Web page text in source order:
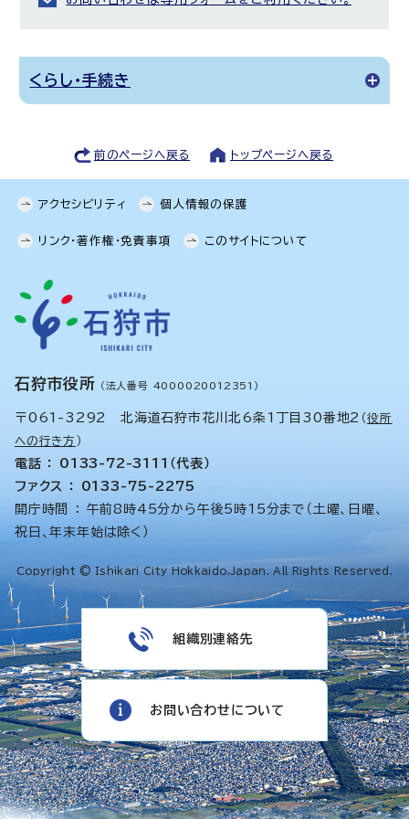
くらし・手続き
前のページへ戻る トップページへ戻る
アクセシビリティ 個人情報の保護
リンク・著作権・免責事項 このサイトについて
石狩市役所 （法人番号 4000020012351）
〒061-3292 北海道石狩市花川北6条1丁目30番地2 （役所
への行き方 ）
電話 ： 0133-72-3111（代表）
ファクス ： 0133-75-2275
開庁時間 ： 午前8時45分から午後5時15分まで（土曜、日曜、
祝日、年末年始は除く）
Copyright © Ishikari City Hokkaido,Japan. All Rights Reserved.
組織別連絡先
お問い合わせについて